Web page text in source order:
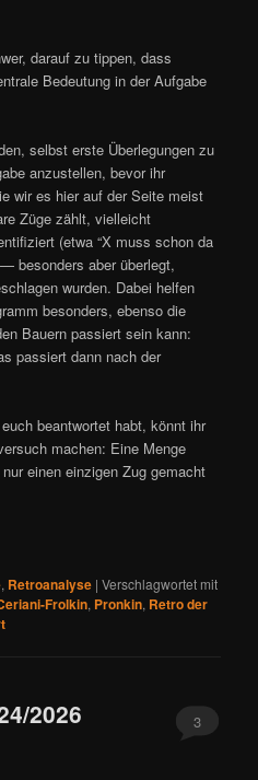
darauf zu tippen, dass
Bedeutung in der Aufgabe
selbst erste Überlegungen zu
anzustellen, bevor ihr
wir es hier auf der Seite meist
Züge zählt, vielleicht
(etwa “X muss schon da
besonders aber überlegt,
wurden. Dabei helfen
besonders, ebenso die
Bauern passiert sein kann:
passiert dann nach der
beantwortet habt, könnt ihr
machen: Eine Menge
einen einzigen Zug gemacht
, Retroanalyse |Verschlagwortet mit
Frolkin, Pronkin, Retro der
2026 3